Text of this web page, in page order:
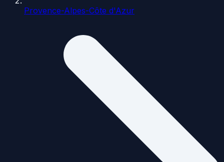
Provence-Alpes-Côte d'Azur